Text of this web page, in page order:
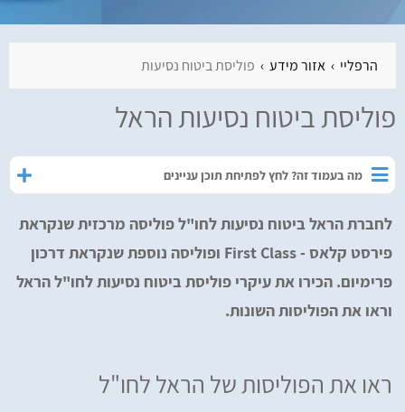
הרפליי אזור מידע פוליסת ביטוח נסיעות
פוליסת ביטוח נסיעות הראל
מה בעמוד זה? לחץ לפתיחת תוכן עניינים
לחברת הראל ביטוח נסיעות לחו"ל פוליסה מרכזית שנקראת
פירסט קלאס - First Class ופוליסה נוספת שנקראת דרכון
פרימיום. הכירו את עיקרי פוליסת ביטוח נסיעות לחו"ל הראל
וראו את הפוליסות השונות.
ראו את הפוליסות של הראל לחו"ל